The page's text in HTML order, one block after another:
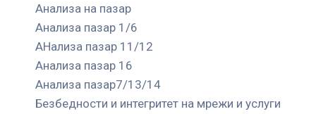
Анализа на пазар
Анализа пазар 1/6
АНализа пазар 11/12
Анализа пазар 16
Анализа пазар7/13/14
Безбедности и интегритет на мрежи и услуги